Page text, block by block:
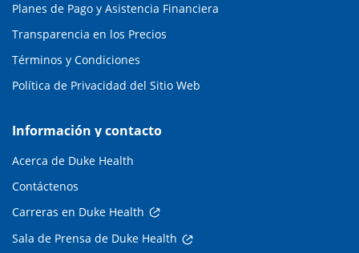
Planes de Pago y Asistencia Financiera
Transparencia en los Precios
Términos y Condiciones
Política de Privacidad del Sitio Web
Información y contacto
Acerca de Duke Health
Contáctenos
Carreras en Duke Health
Sala de Prensa de Duke Health